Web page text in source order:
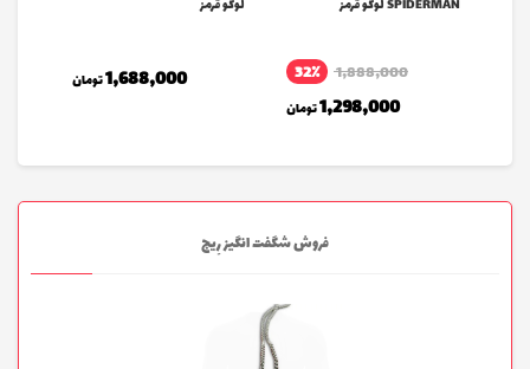
SPIDERMAN لوگو قرمز
1,888,000 32٪
1,298,000تومان
لوگو قرمز
1,688,000تومان
فروش شگفت انگیز رِیج